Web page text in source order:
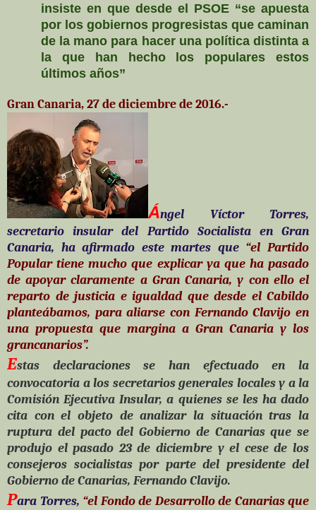
insiste en que desde el PSOE “se apuesta
por los gobiernos progresistas que caminan
de la mano para hacer una política distinta a
la que han hecho los populares estos
últimos años”
Gran Canaria, 27 de diciembre de 2016.-
Ángel Víctor Torres,
secretario insular del Partido Socialista en Gran
Canaria, ha afirmado este martes que “el Partido
Popular tiene mucho que explicar ya que ha pasado
de apoyar claramente a Gran Canaria, y con ello el
reparto de justicia e igualdad que desde el Cabildo
planteábamos, para aliarse con Fernando Clavijo en
una propuesta que margina a Gran Canaria y los
grancanarios”.
Estas declaraciones se han efectuado en la
convocatoria a los secretarios generales locales y a la
Comisión Ejecutiva Insular, a quienes se les ha dado
cita con el objeto de analizar la situación tras la
ruptura del pacto del Gobierno de Canarias que se
produjo el pasado 23 de diciembre y el cese de los
consejeros socialistas por parte del presidente del
Gobierno de Canarias, Fernando Clavijo.
Para Torres, “el Fondo de Desarrollo de Canarias que